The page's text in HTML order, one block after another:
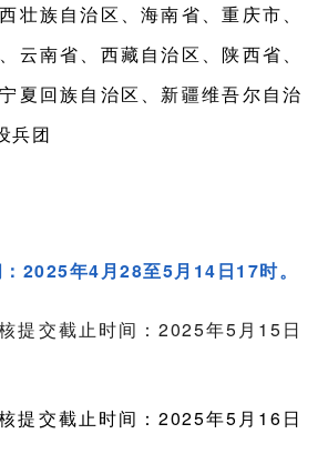
壮族自治区、海南省、重庆市、
云南省、西藏自治区、陕西省、
夏回族自治区、新疆维吾尔自治
兵团
2025年4月28至5月14日17时。
提交截止时间：2025年5月15日
提交截止时间：2025年5月16日